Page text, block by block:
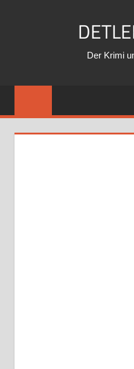
Der Krimi